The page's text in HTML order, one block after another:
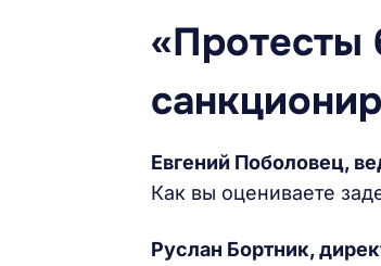
Евгений Поболовец,
Как вы оцениваете
Руслан Бортник,